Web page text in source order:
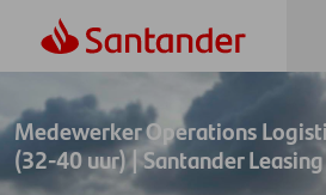
Medewerker Operations
(32-40 uur) | Santander Leasing